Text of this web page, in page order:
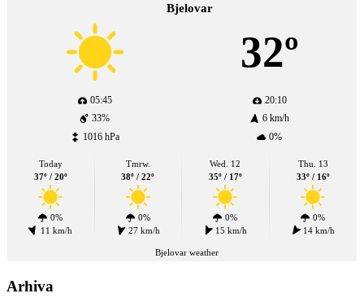
Bjelovar
32º
05:45
20:10
33%
6 km/h
1016 hPa
0%
Today
37º / 20º
0%
11 km/h
Tmrw.
38º / 22º
0%
27 km/h
Wed. 12
35º / 17º
0%
15 km/h
Thu. 13
33º / 16º
0%
14 km/h
Bjelovar weather
Arhiva